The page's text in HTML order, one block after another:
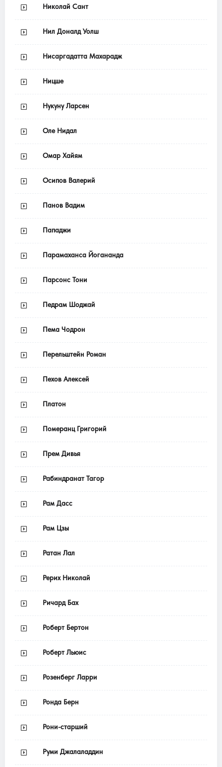
Николай Сант
Нил Доналд Уолш
Нисаргадатта Махарадж
Ницше
Нукуну Ларсен
Оле Нидал
Омар Хайям
Осипов Валерий
Панов Вадим
Пападжи
Парамаханса Йогананда
Парсонс Тони
Педрам Шоджай
Пема Чодрон
Перельштейн Роман
Пехов Алексей
Платон
Померанц Григорий
Прем Дивья
Рабиндранат Тагор
Рам Дасс
Рам Цзы
Ратан Лал
Рерих Николай
Ричард Бах
Роберт Бертон
Роберт Льюис
Розенберг Ларри
Ронда Берн
Рони-старший
Руми Джалаладдин